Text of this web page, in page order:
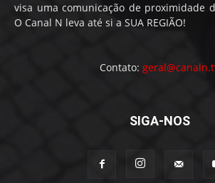
visa uma comunicação de proximidade
O Canal N leva até si a SUA REGIÃO!
Contato:
SIGA-NOS